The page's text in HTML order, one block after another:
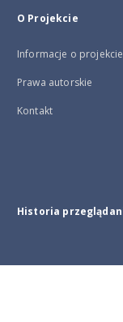
O Projekcie
Informacje o projekcie
Prawa autorskie
Kontakt
Historia